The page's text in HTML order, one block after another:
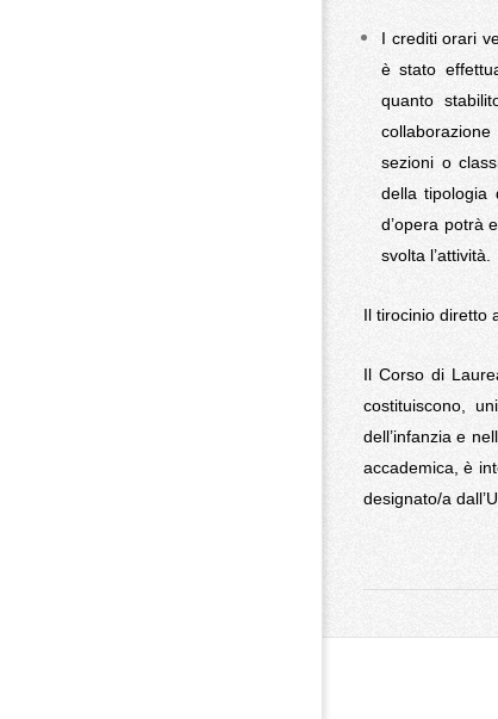
I crediti orari
è stato
quanto
sezioni o
della tipologia
d’opera potrà
svolta l’attività.
Il tirocinio diretto
Il Corso di
costituiscono,
dell’infanzia e
accademica, è
designato/a
09-